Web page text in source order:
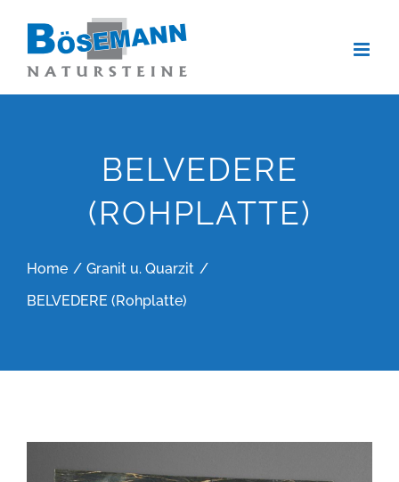
springen
BELVEDERE
(ROHPLATTE)
Home
Granit u. Quarzit
BELVEDERE (Rohplatte)